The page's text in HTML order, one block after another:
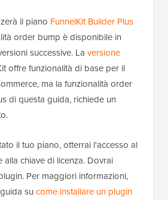
il piano FunnelKit Builder Plus
order bump è disponibile in
successive. La versione
offre funzionalità di base per il
ma la funzionalità order
di questa guida, richiede un
il tuo piano, otterrai l'accesso al
chiave di licenza. Dovrai
Per maggiori informazioni,
su come installare un plugin